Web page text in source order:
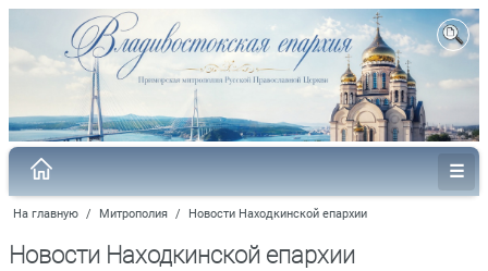
На главную / Митрополия / Новости Находкинской епархии
Новости Находкинской епархии